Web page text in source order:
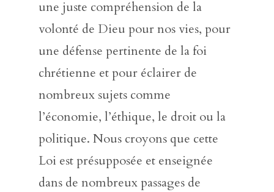
une juste compréhension de la
volonté de Dieu pour nos vies, pour
une défense pertinente de la foi
chrétienne et pour éclairer de
nombreux sujets comme
l’économie, l’éthique, le droit ou la
politique. Nous croyons que cette
Loi est présupposée et enseignée
dans de nombreux passages de